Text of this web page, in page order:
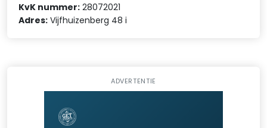
KvK nummer: 28072021
Adres: Vijfhuizenberg 48 i
ADVERTENTIE